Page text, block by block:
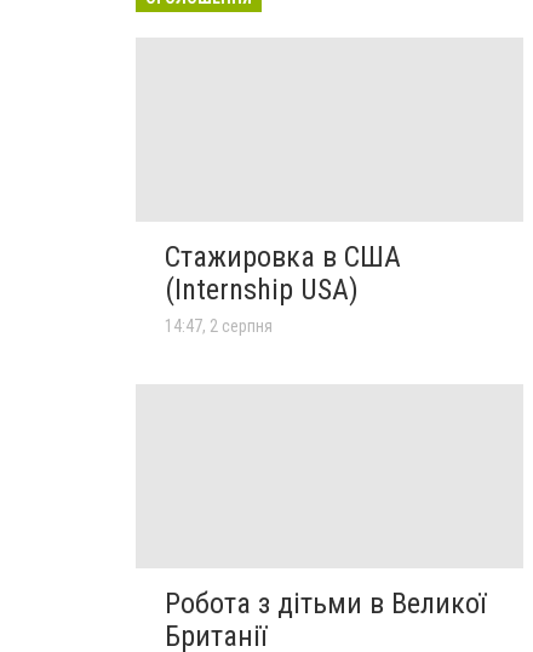
Стажировка в США
(Internship USA)
14:47, 2 серпня
Робота з дітьми в Великої
Британії